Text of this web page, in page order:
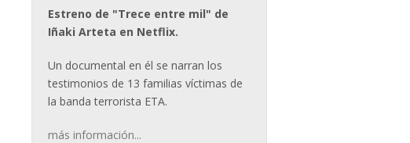
Estreno de "Trece entre mil" de
Iñaki Arteta en Netflix.
Un documental en él se narran los
testimonios de 13 familias víctimas de
la banda terrorista ETA.
más información...